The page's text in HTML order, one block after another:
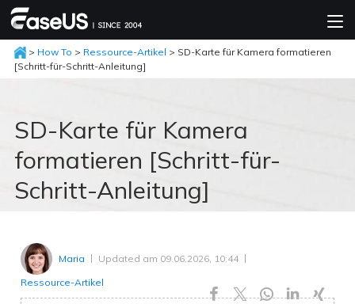
> How To > Ressource-Artikel > SD-Karte für Kamera formatieren
[Schritt-für-Schritt-Anleitung]
SD-Karte für Kamera
formatieren [Schritt-für-
Schritt-Anleitung]
Maria
Updated am 09.06.2026, 10:44
Ressource-Artikel
   
